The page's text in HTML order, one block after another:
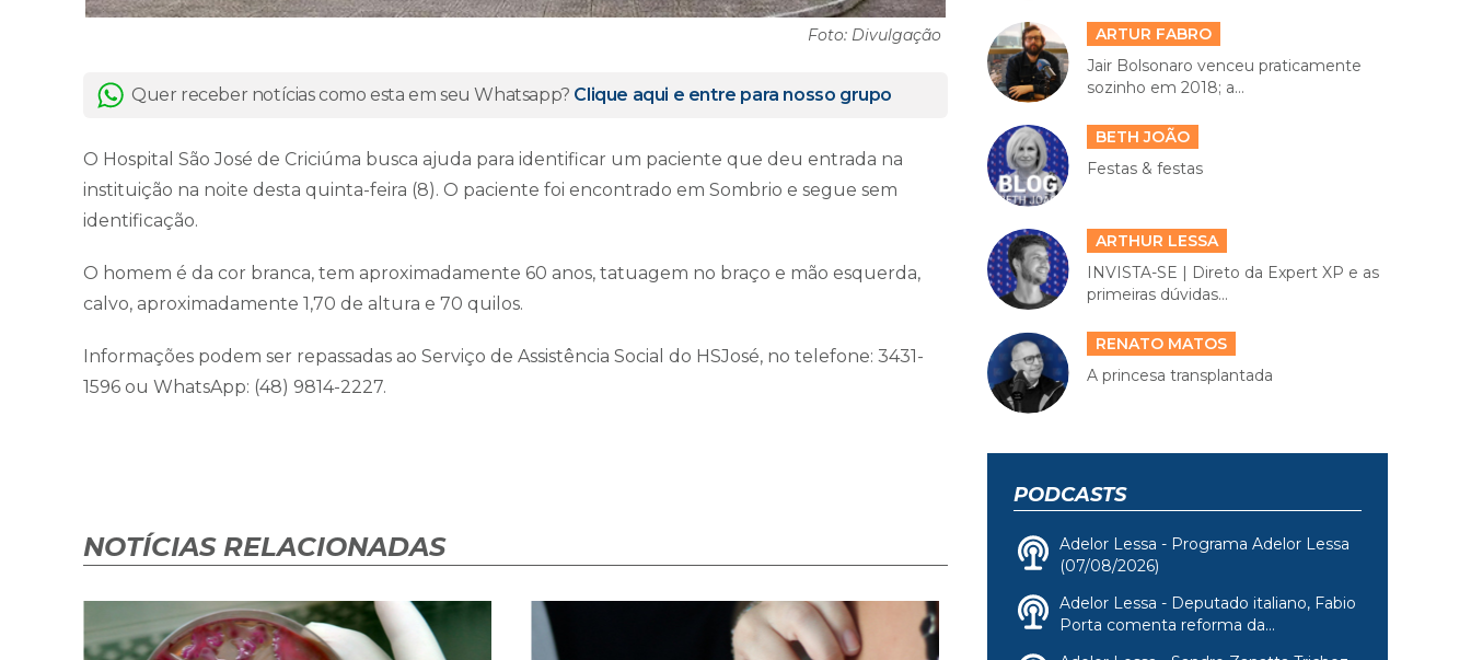
Foto: Divulgação
Quer receber notícias como esta em seu Whatsapp? Clique aqui e entre para nosso grupo
O Hospital São José de Criciúma busca ajuda para identificar um paciente que deu entrada na
instituição na noite desta quinta-feira (8). O paciente foi encontrado em Sombrio e segue sem
identificação.
O homem é da cor branca, tem aproximadamente 60 anos, tatuagem no braço e mão esquerda,
calvo, aproximadamente 1,70 de altura e 70 quilos.
Informações podem ser repassadas ao Serviço de Assistência Social do HSJosé, no telefone: 3431-
1596 ou WhatsApp: (48) 9814-2227.
NOTÍCIAS RELACIONADAS
ARTUR FABRO
Jair Bolsonaro venceu praticamente
sozinho em 2018; a...
BETH JOÃO
Festas & festas
ARTHUR LESSA
INVISTA-SE | Direto da Expert XP e as
primeiras dúvidas...
RENATO MATOS
A princesa transplantada
PODCASTS
Adelor Lessa - Programa Adelor Lessa
(07/08/2026)
Adelor Lessa - Deputado italiano, Fabio
Porta comenta reforma da...